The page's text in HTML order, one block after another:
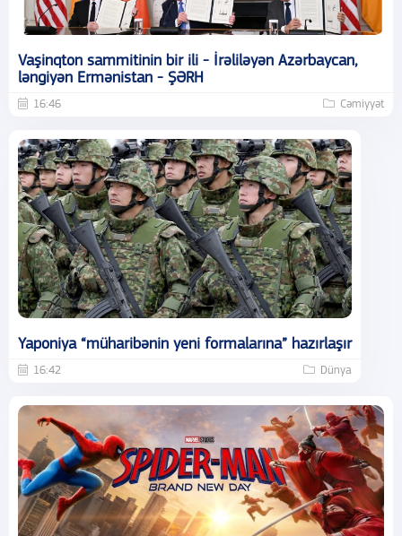
Vaşinqton sammitinin bir ili - İrəliləyən Azərbaycan,
ləngiyən Ermənistan - ŞƏRH
16:46 Cəmiyyət
Yaponiya “müharibənin yeni formalarına” hazırlaşır
16:42 Dünya